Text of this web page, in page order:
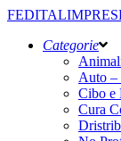
Categorie
Auto –
Cibo e
Cura